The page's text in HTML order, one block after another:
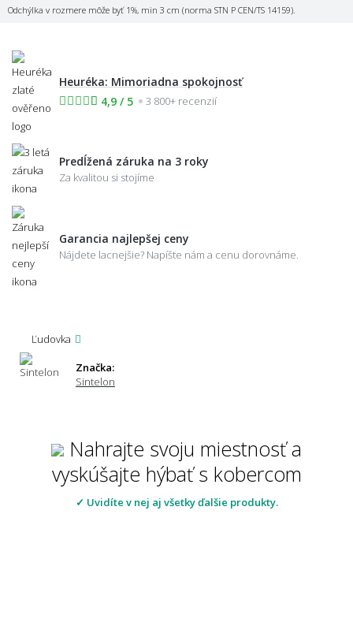
Odchýlka v rozmere môže byť 1%, min 3 cm (norma STN P CEN/TS 14159).
Heuréka: Mimoriadna spokojnosť
4,9 / 5
3 800+ recenzií
Predĺžená záruka na 3 roky
Za kvalitou si stojíme
Garancia najlepšej ceny
Nájdete lacnejšie? Napíšte nám a cenu dorovnáme.
Ľudovka
Značka:
Sintelon
Nahrajte svoju miestnosť a
vyskúšajte hýbať s kobercom
✓ Uvidíte v nej aj všetky ďalšie produkty.